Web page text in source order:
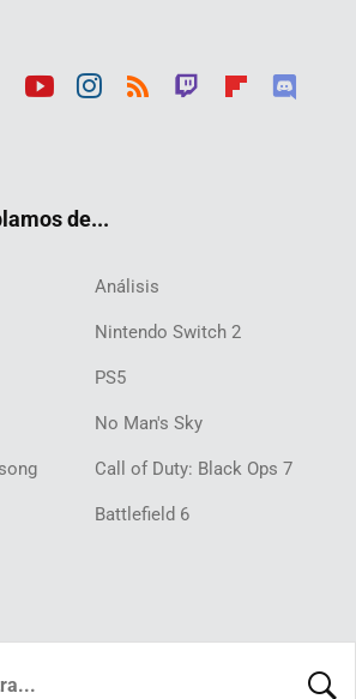
de...
Análisis
Nintendo Switch 2
PS5
No Man's Sky
Call of Duty: Black Ops 7
Battlefield 6